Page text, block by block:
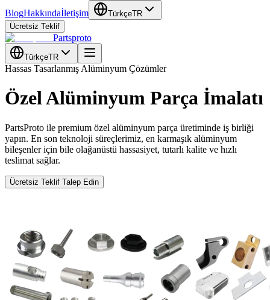
BlogHakkındaİletişim TürkçeTR
Ücretsiz Teklif
Partsproto
TürkçeTR
Hassas Tasarlanmış Alüminyum Çözümler
Özel Alüminyum Parça İmalatı
PartsProto ile premium özel alüminyum parça üretiminde iş birliği
yapın. En son teknoloji süreçlerimiz, en karmaşık alüminyum
bileşenler için bile olağanüstü hassasiyet, tutarlı kalite ve hızlı
teslimat sağlar.
Ücretsiz Teklif Talep Edin